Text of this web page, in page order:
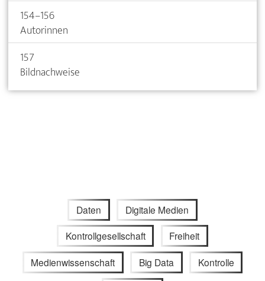
154–156
Autorinnen
157
Bildnachweise
Daten Digitale Medien
Kontrollgesellschaft Freiheit
Medienwissenschaft Big Data Kontrolle